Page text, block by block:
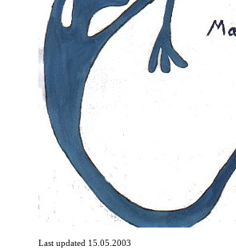
Last updated 15.05.2003